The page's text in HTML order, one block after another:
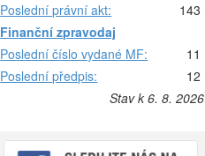
Poslední právní akt:
143
Finanční zpravodaj
Poslední číslo vydané MF:
11
Poslední předpis:
12
Stav k 6. 8. 2026